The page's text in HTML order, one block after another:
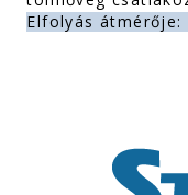
Elfolyás átmérője: